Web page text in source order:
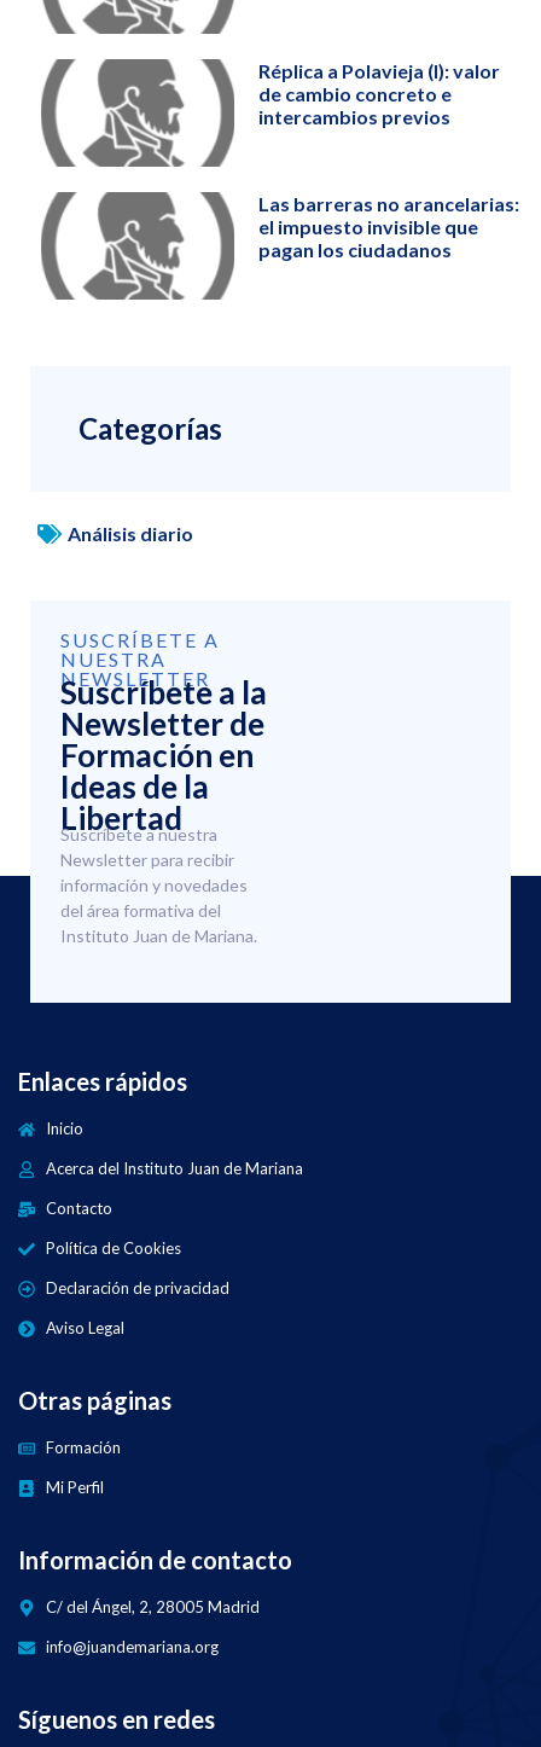
Réplica a Polavieja (I): valor
de cambio concreto e
intercambios previos
Las barreras no arancelarias:
el impuesto invisible que
pagan los ciudadanos
Categorías
Análisis diario
SUSCRÍBETE A
NUESTRA
NEWSLETTER
Suscríbete a la
Newsletter de
Formación en
Ideas de la
Libertad
Suscríbete a nuestra
Newsletter para recibir
información y novedades
del área formativa del
Instituto Juan de Mariana.
Enlaces rápidos
Inicio
Acerca del Instituto Juan de Mariana
Contacto
Política de Cookies
Declaración de privacidad
Aviso Legal
Otras páginas
Formación
Mi Perfil
Información de contacto
C/ del Ángel, 2, 28005 Madrid
info@juandemariana.org
Síguenos en redes